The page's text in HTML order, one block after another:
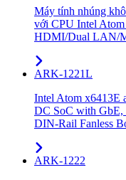
Máy tính nhúng
với CPU Intel
HDMI/Dual LAN/
ARK-1221L
Intel Atom x6413E
DC SoC with
DIN-Rail Fanless
ARK-1222